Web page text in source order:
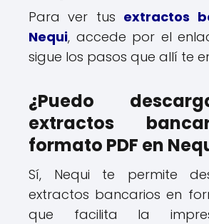
Para ver tus extractos
Nequi, accede por el
sigue los pasos que allí te
¿Puedo
extractos
formato PDF en
Sí, Nequi te permite
extractos bancarios en
que facilita la